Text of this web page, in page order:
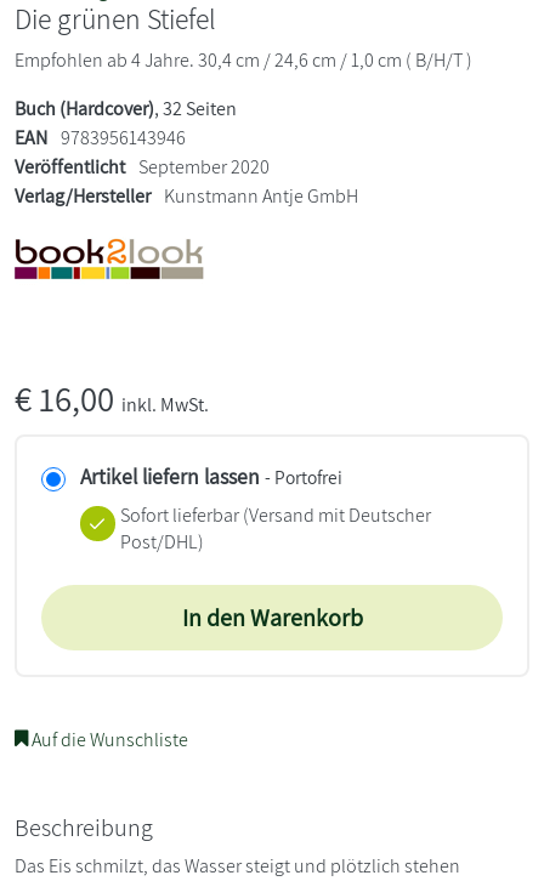
Die grünen Stiefel
Empfohlen ab 4 Jahre. 30,4 cm / 24,6 cm / 1,0 cm ( B/H/T )
Buch (Hardcover), 32 Seiten
EAN 9783956143946
Veröffentlicht September 2020
Verlag/Hersteller Kunstmann Antje GmbH
€16,00 inkl. MwSt.
Artikel liefern lassen - Portofrei
Sofort lieferbar(Versand mit Deutscher
Post/DHL)
In den Warenkorb
Auf die Wunschliste
Beschreibung
Das Eis schmilzt, das Wasser steigt und plötzlich stehen